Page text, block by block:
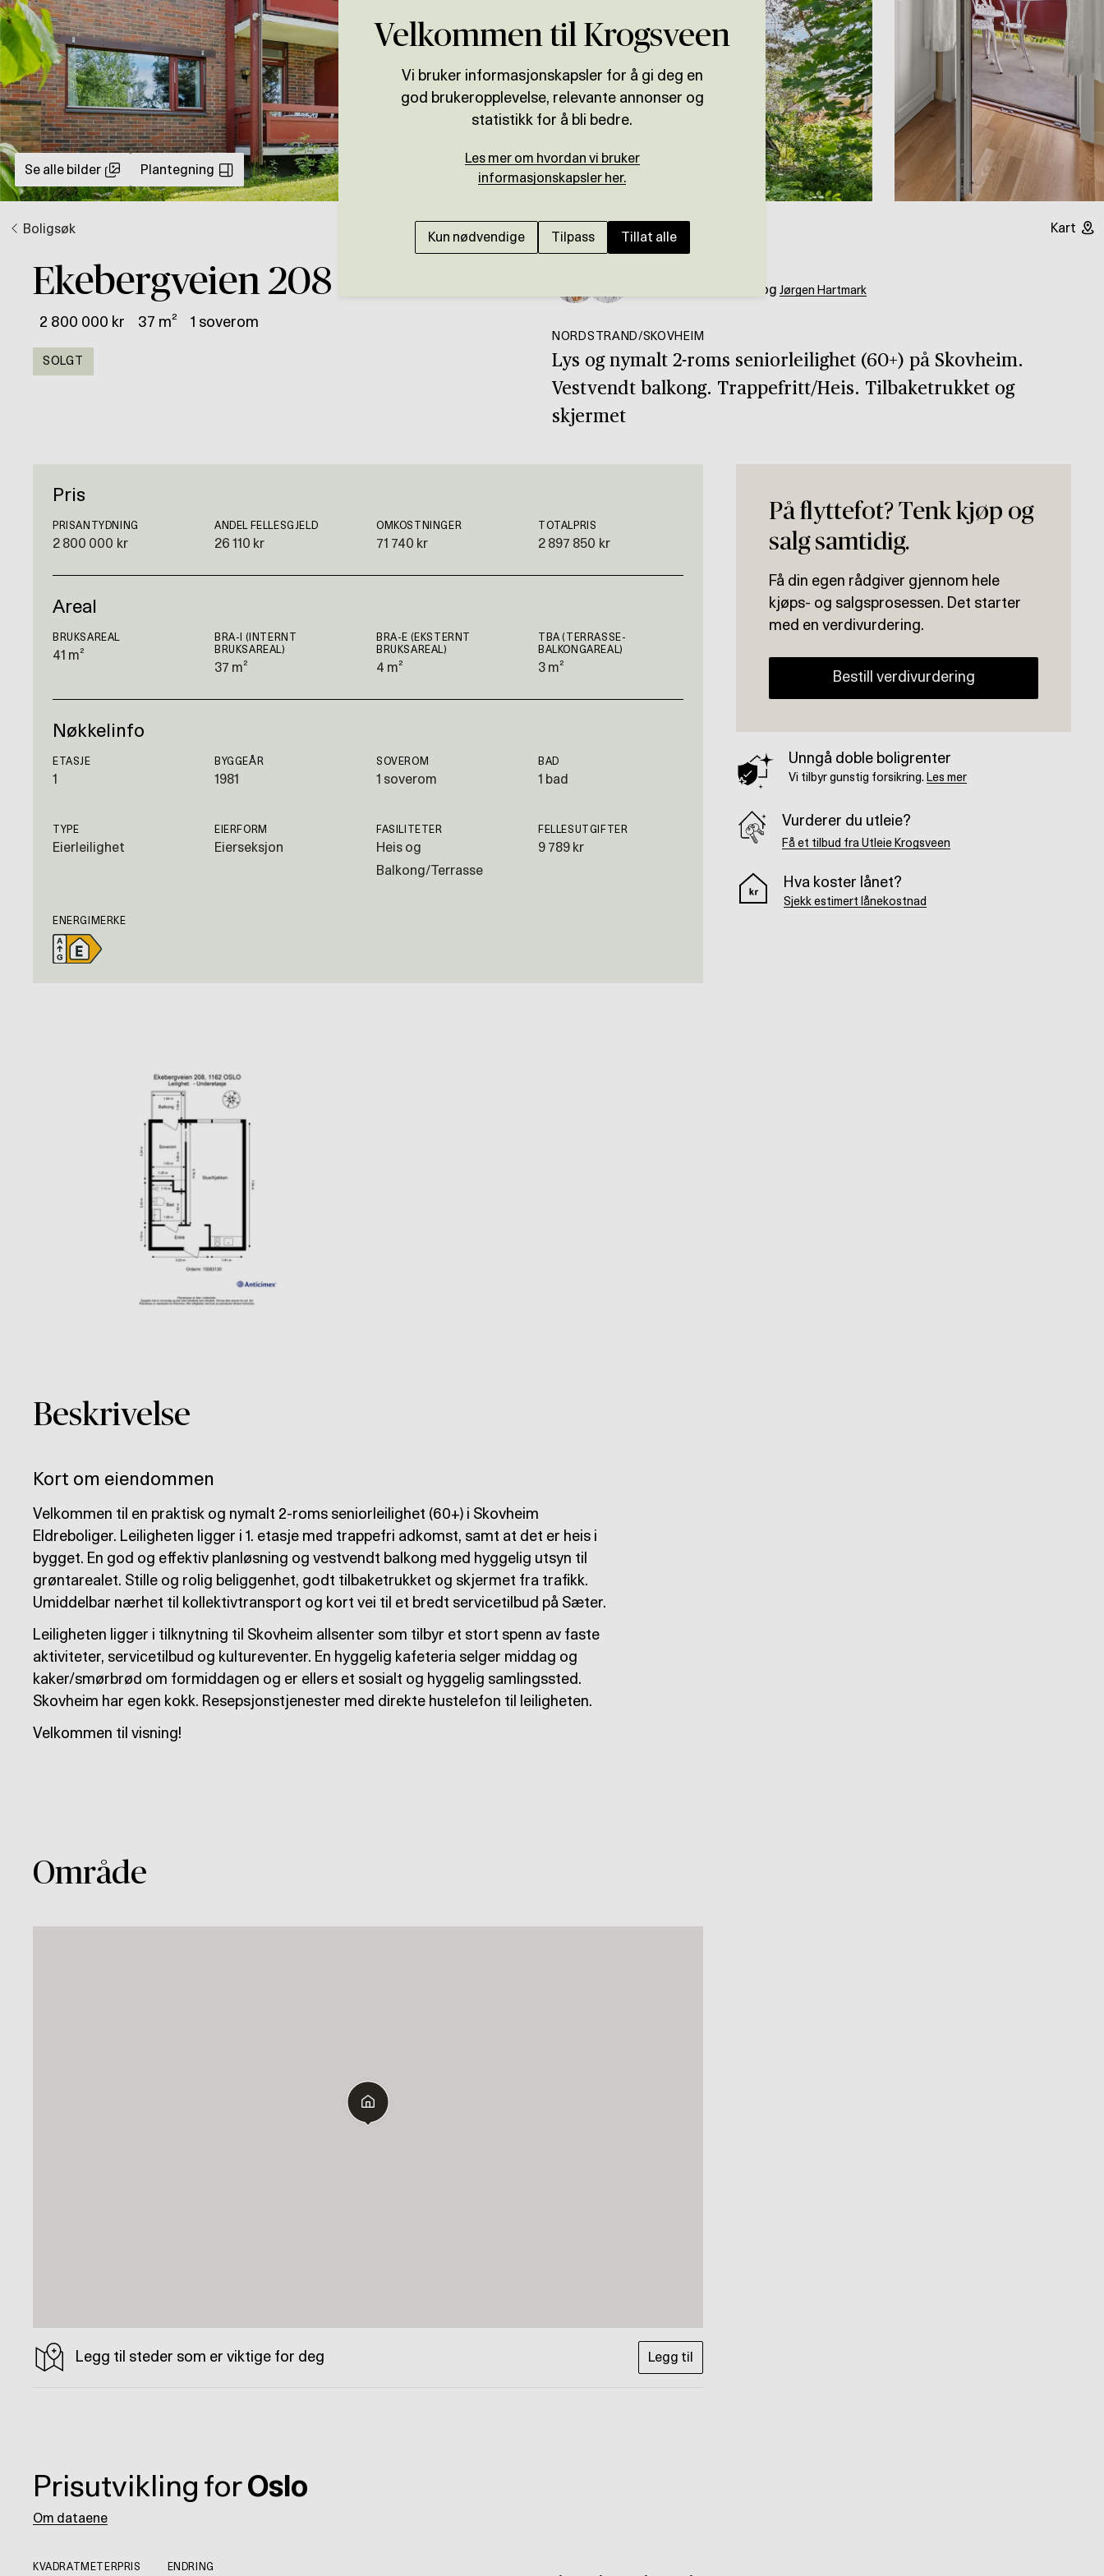
Se alle bilder Plantegning
Boligsøk Kart
Ekebergveien 208
2 800 000 kr 37 m² 1 soverom
SOLGT
og Jørgen Hartmark
NORDSTRAND/SKOVHEIM
Lys og nymalt 2-roms seniorleilighet (60+) på Skovheim.
Vestvendt balkong. Trappefritt/Heis. Tilbaketrukket og
skjermet
Pris
PRISANTYDNING
2 800 000 kr
ANDEL FELLESGJELD
26 110 kr
OMKOSTNINGER
71 740 kr
TOTALPRIS
2 897 850 kr
Areal
BRUKSAREAL
41 m²
BRA-I (INTERNT
BRUKSAREAL)
37 m²
BRA-E (EKSTERNT
BRUKSAREAL)
4 m²
TBA (TERRASSE-
BALKONGAREAL)
3 m²
Nøkkelinfo
ETASJE
1
BYGGEÅR
1981
SOVEROM
1 soverom
BAD
1 bad
TYPE
Eierleilighet
EIERFORM
Eierseksjon
FASILITETER
Heis og
Balkong/Terrasse
FELLESUTGIFTER
9 789 kr
ENERGIMERKE
Beskrivelse
Kort om eiendommen
Velkommen til en praktisk og nymalt 2-roms seniorleilighet (60+) i Skovheim
Eldreboliger. Leiligheten ligger i 1. etasje med trappefri adkomst, samt at det er heis i
bygget. En god og effektiv planløsning og vestvendt balkong med hyggelig utsyn til
grøntarealet. Stille og rolig beliggenhet, godt tilbaketrukket og skjermet fra trafikk.
Umiddelbar nærhet til kollektivtransport og kort vei til et bredt servicetilbud på Sæter.
Leiligheten ligger i tilknytning til Skovheim allsenter som tilbyr et stort spenn av faste
aktiviteter, servicetilbud og kultureventer. En hyggelig kafeteria selger middag og
kaker/smørbrød om formiddagen og er ellers et sosialt og hyggelig samlingssted.
Skovheim har egen kokk. Resepsjonstjenester med direkte hustelefon til leiligheten.
Velkommen til visning!
Område
Legg til steder som er viktige for deg Legg til
Prisutvikling for Oslo
Om dataene
KVADRATMETERPRIS ENDRING
På flyttefot? Tenk kjøp og
salg samtidig.
Få din egen rådgiver gjennom hele
kjøps- og salgsprosessen. Det starter
med en verdivurdering.
Bestill verdivurdering
Unngå doble boligrenter
Vi tilbyr gunstig forsikring. Les mer
Vurderer du utleie?
Få et tilbud fra Utleie Krogsveen
Hva koster lånet?
Sjekk estimert lånekostnad
Velkommen til Krogsveen
Vi bruker informasjonskapsler for å gi deg en
god brukeropplevelse, relevante annonser og
statistikk for å bli bedre.
Les mer om hvordan vi bruker
informasjonskapsler her.
Kun nødvendige Tilpass Tillat alle